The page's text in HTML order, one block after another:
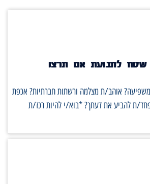
לתנועת אם תרצו
אוהב/ת מצלמה ורשתות חברתיות? אכפת
ת להביע את דעתך? *בוא/י להיות רכז/ת